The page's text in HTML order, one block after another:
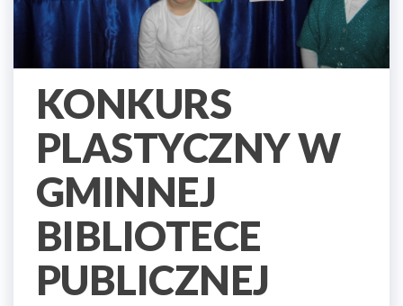
KONKURS
PLASTYCZNY W
GMINNEJ
BIBLIOTECE
PUBLICZNEJ